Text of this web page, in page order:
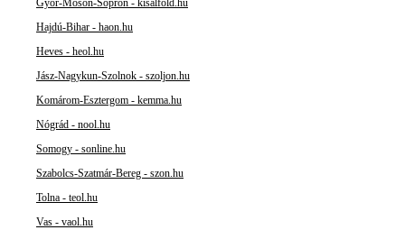
Győr-Moson-Sopron - kisalfold.hu
Hajdú-Bihar - haon.hu
Heves - heol.hu
Jász-Nagykun-Szolnok - szoljon.hu
Komárom-Esztergom - kemma.hu
Nógrád - nool.hu
Somogy - sonline.hu
Szabolcs-Szatmár-Bereg - szon.hu
Tolna - teol.hu
Vas - vaol.hu